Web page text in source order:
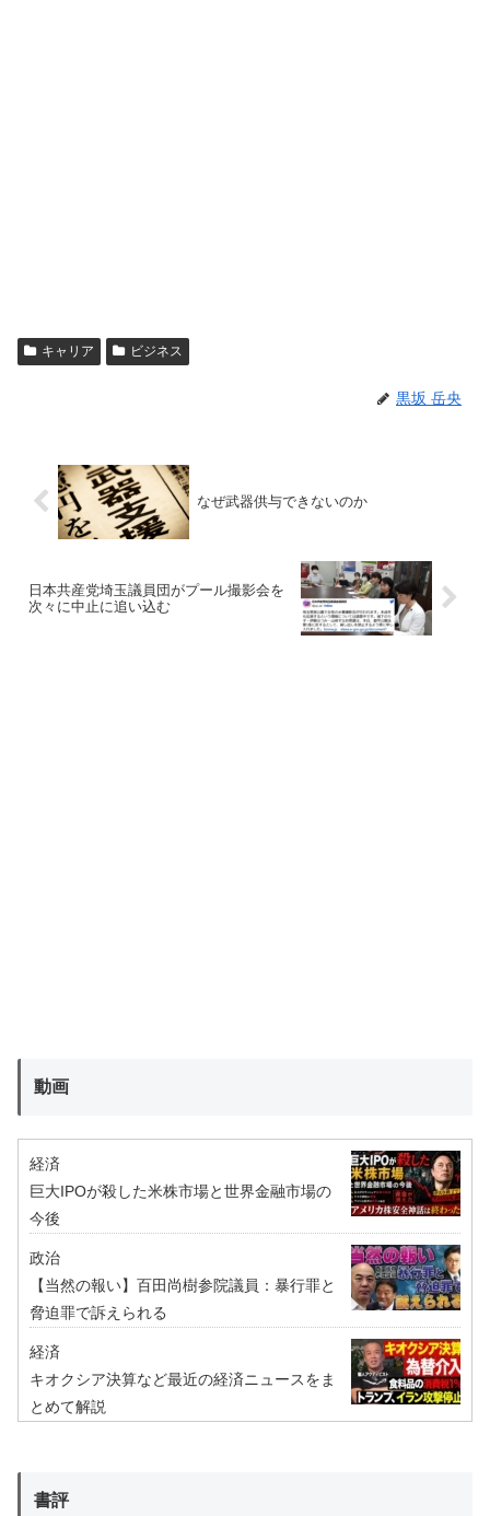
キャリア ビジネス
黒坂 岳央
なぜ武器供与できないのか
日本共産党埼玉議員団がプール撮影会を
次々に中止に追い込む
動画
経済
巨大IPOが殺した米株市場と世界金融市場の
今後
政治
【当然の報い】百田尚樹参院議員：暴行罪と
脅迫罪で訴えられる
経済
キオクシア決算など最近の経済ニュースをま
とめて解説
書評